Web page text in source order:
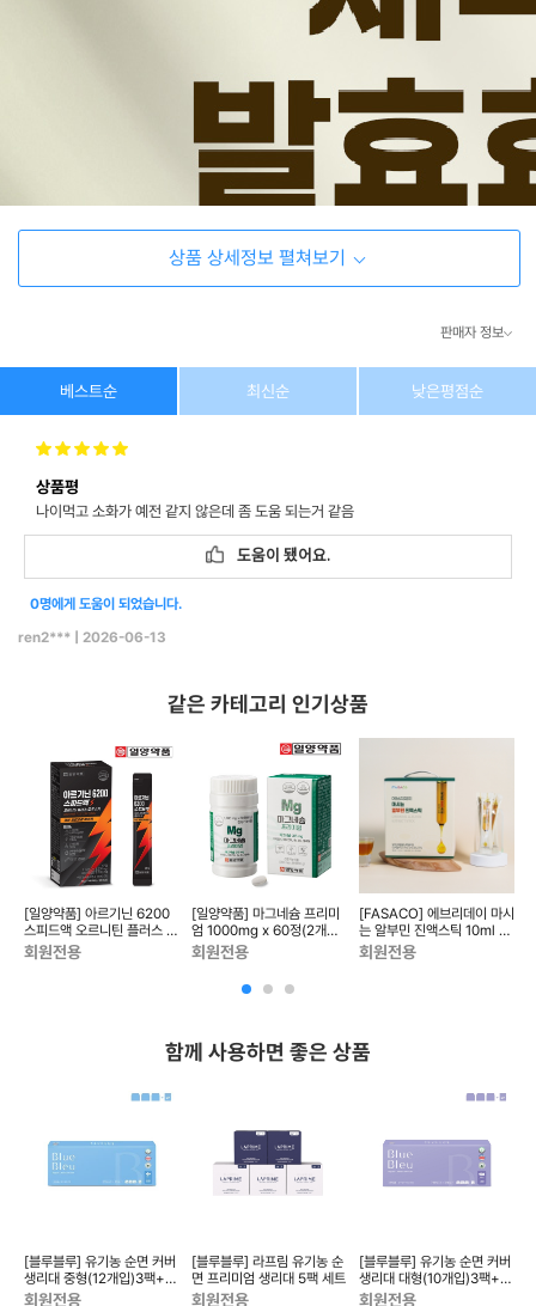
상품 상세정보 펼쳐보기
판매자 정보
상호/대표자 (주) 동이커머스
사업자 번호
통신판매업 번호
dongeecom@naver.com
소재지 경기도 고양시 덕양구 꽃마을로64, 1235호
베스트순 최신순 낮은평점순
상품평
나이먹고 소화가 예전 같지 않은데 좀 도움 되는거 같음
도움이 됐어요.
0명에게 도움이 되었습니다.
ren2***
2026-06-13
같은 카테고리 인기상품
[일양약품] 아르기닌 6200
스피드액 오르니틴 플러스 로
우 슈가 (14일분)
회원전용
[일양약품] 마그네슘 프리미
엄 1000mg x 60정(2개월
분)
회원전용
[FASACO] 에브리데이 마시
는 알부민 진액스틱 10ml x
50포
회원전용
함께 사용하면 좋은 상품
[블루블루] 유기농 순면 커버
생리대 중형(12개입)3팩+휴
대용중형(2P)1팩 세트
회원전용
[블루블루] 라프림 유기농 순
면 프리미엄 생리대 5팩 세트
회원전용
[블루블루] 유기농 순면 커버
생리대 대형(10개입)3팩+휴
대용중형(2P)1팩 세트 ...
회원전용